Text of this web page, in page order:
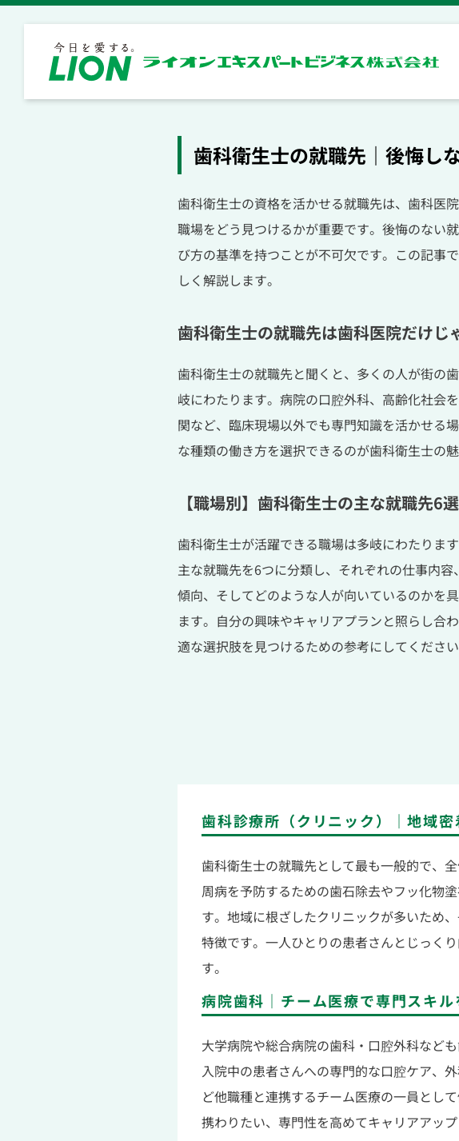
歯科衛生士の就職先｜後悔し
歯科衛生士の資格を活かせる就職先は、歯科医
職場をどう見つけるかが重要です。後悔のない
び方の基準を持つことが不可欠です。この記事
しく解説します。
歯科衛生士の就職先は歯科医院だけじ
歯科衛生士の就職先と聞くと、多くの人が街の
岐にわたります。病院の口腔外科、高齢化社会
関など、臨床現場以外でも専門知識を活かせる
な種類の働き方を選択できるのが歯科衛生士の魅
【職場別】歯科衛生士の主な就職先6
歯科衛生士が活躍できる職場は多岐にわたります
主な就職先を6つに分類し、それぞれの仕事内容
傾向、そしてどのような人が向いているのかを
ます。自分の興味やキャリアプランと照らし合
適な選択肢を見つけるための参考にしてください
歯科診療所（クリニック）｜地域
歯科衛生士の就職先として最も一般的で、
周病を予防するための歯石除去やフッ化物
す。地域に根ざしたクリニックが多いため
特徴です。一人ひとりの患者さんとじっく
す。
病院歯科｜チーム医療で専門スキル
大学病院や総合病院の歯科・口腔外科など
入院中の患者さんへの専門的な口腔ケア、
ど他職種と連携するチーム医療の一員とし
携わりたい、専門性を高めてキャリアアッ